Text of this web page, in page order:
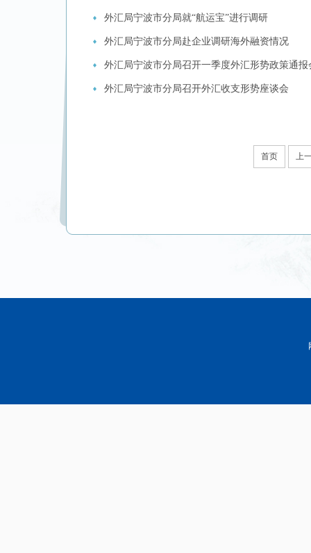
外汇局宁波市分局就“航运宝”进行调研
外汇局宁波市分局赴企业调研海外融资情况
外汇局宁波市分局召开一季度外汇形势政策通报
外汇局宁波市分局召开外汇收支形势座谈会
首页 上